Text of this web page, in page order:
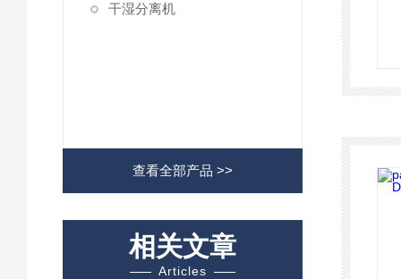
干湿分离机
查看全部产品 >>
相关文章
Articles